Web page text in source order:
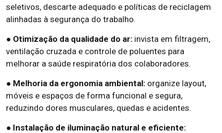
seletivos, descarte adequado e políticas de reciclagem
alinhadas à segurança do trabalho.
● Otimização da qualidade do ar: invista em filtragem,
ventilação cruzada e controle de poluentes para
melhorar a saúde respiratória dos colaboradores.
● Melhoria da ergonomia ambiental: organize layout,
móveis e espaços de forma funcional e segura,
reduzindo dores musculares, quedas e acidentes.
● Instalação de iluminação natural e eficiente: